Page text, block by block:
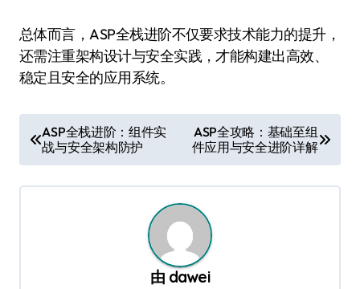
总体而言，ASP全栈进阶不仅要求技术能力的提升，
还需注重架构设计与安全实践，才能构建出高效、
稳定且安全的应用系统。
章
导
ASP全栈进阶：组件实
战与安全架构防护
ASP全攻略：基础至组
件应用与安全进阶详解
由 dawei